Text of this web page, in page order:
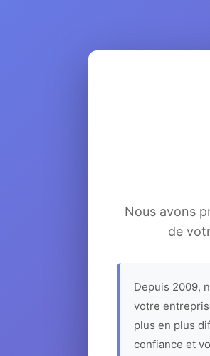
Nous avons
de
Depuis 2009,
votre
plus en plus
confiance et